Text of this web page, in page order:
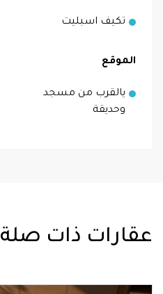
تكيف اسبليت
الموقع
يالقرب من مسجد
وحديقة
عقارات ذات صلة